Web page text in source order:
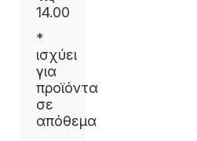
14.00
*
ισχύει
για
προϊόντα
σε
απόθεμα